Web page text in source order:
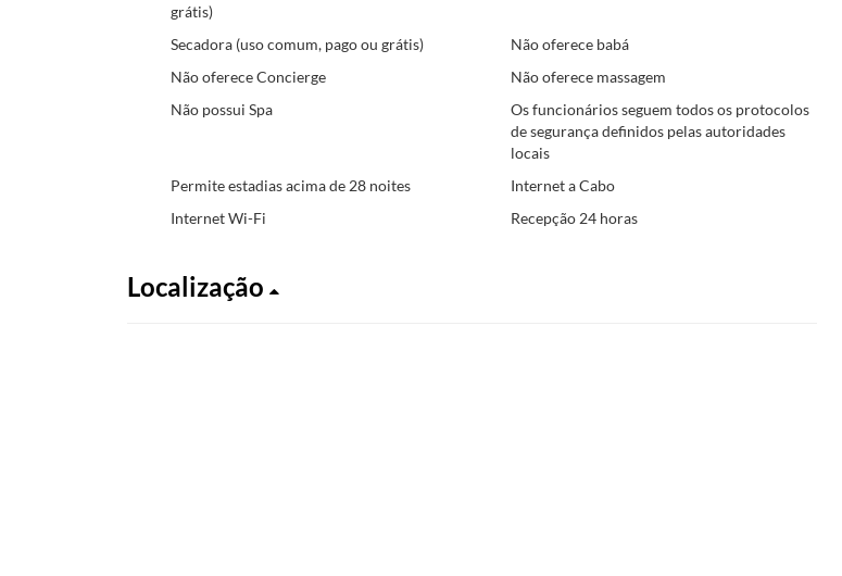
grátis)
Secadora (uso comum, pago ou grátis)
Não oferece babá
Não oferece Concierge
Não oferece massagem
Não possui Spa
Os funcionários seguem todos os protocolos
de segurança definidos pelas autoridades
locais
Permite estadias acima de 28 noites
Internet a Cabo
Internet Wi-Fi
Recepção 24 horas
Localização